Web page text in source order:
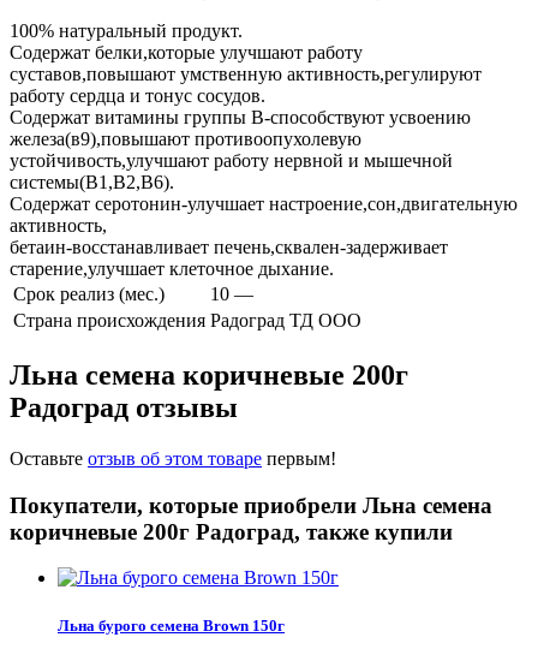
100% натуральный продукт.
Содержат белки,которые улучшают работу
суставов,повышают умственную активность,регулируют
работу сердца и тонус сосудов.
Содержат витамины группы В-способствуют усвоению
железа(в9),повышают противоопухолевую
устойчивость,улучшают работу нервной и мышечной
системы(В1,В2,В6).
Содержат серотонин-улучшает настроение,сон,двигательную
активность,
бетаин-восстанавливает печень,сквален-задерживает
старение,улучшает клеточное дыхание.
Срок реализ (мес.)
10 —
Страна происхождения Радоград ТД ООО
Льна семена коричневые 200г
Радоград отзывы
Оставьте отзыв об этом товаре первым!
Покупатели, которые приобрели Льна семена
коричневые 200г Радоград, также купили
Льна бурого семена Brown 150г